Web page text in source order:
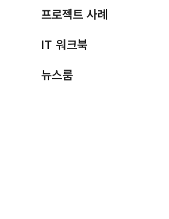
프로젝트 사례
IT 워크북
뉴스룸